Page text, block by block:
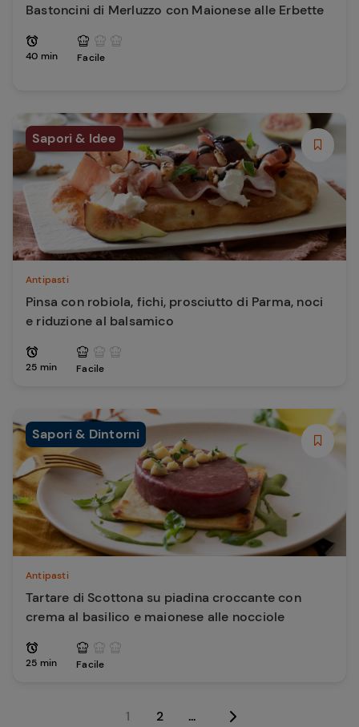
Bastoncini di Merluzzo con Maionese alle Erbette
40 min Facile
Sapori & Idee
Antipasti
Pinsa con robiola, fichi, prosciutto di Parma, noci
e riduzione al balsamico
25 min Facile
Sapori & Dintorni
Antipasti
Tartare di Scottona su piadina croccante con
crema al basilico e maionese alle nocciole
25 min Facile
1 2 ...